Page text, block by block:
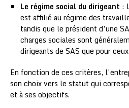
Le régime social du dirigeant :
est affilié au régime des
tandis que le président d’une
charges sociales sont
dirigeants de SAS que pour
En fonction de ces critères,
son choix vers le statut qui
et à ses objectifs.